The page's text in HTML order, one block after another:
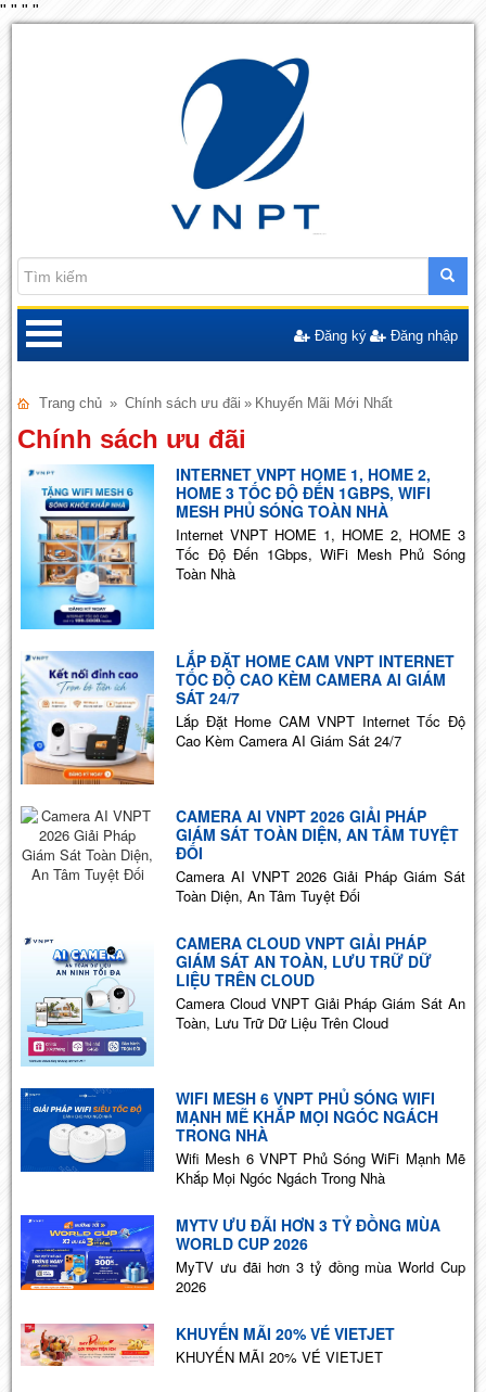
" " " "
Đăng ký Đăng nhập
Trang chủ » Chính sách ưu đãi » Khuyến Mãi Mới Nhất
Chính sách ưu đãi
INTERNET VNPT HOME 1, HOME 2,
HOME 3 TỐC ĐỘ ĐẾN 1GBPS, WIFI
MESH PHỦ SÓNG TOÀN NHÀ
Internet VNPT HOME 1, HOME 2, HOME 3
Tốc Độ Đến 1Gbps, WiFi Mesh Phủ Sóng
Toàn Nhà
LẮP ĐẶT HOME CAM VNPT INTERNET
TỐC ĐỘ CAO KÈM CAMERA AI GIÁM
SÁT 24/7
Lắp Đặt Home CAM VNPT Internet Tốc Độ
Cao Kèm Camera AI Giám Sát 24/7
CAMERA AI VNPT 2026 GIẢI PHÁP
GIÁM SÁT TOÀN DIỆN, AN TÂM TUYỆT
ĐỐI
Camera AI VNPT 2026 Giải Pháp Giám Sát
Toàn Diện, An Tâm Tuyệt Đối
CAMERA CLOUD VNPT GIẢI PHÁP
GIÁM SÁT AN TOÀN, LƯU TRỮ DỮ
LIỆU TRÊN CLOUD
Camera Cloud VNPT Giải Pháp Giám Sát An
Toàn, Lưu Trữ Dữ Liệu Trên Cloud
WIFI MESH 6 VNPT PHỦ SÓNG WIFI
MẠNH MẼ KHẮP MỌI NGÓC NGÁCH
TRONG NHÀ
Wifi Mesh 6 VNPT Phủ Sóng WiFi Mạnh Mẽ
Khắp Mọi Ngóc Ngách Trong Nhà
MYTV ƯU ĐÃI HƠN 3 TỶ ĐỒNG MÙA
WORLD CUP 2026
MyTV ưu đãi hơn 3 tỷ đồng mùa World Cup
2026
KHUYẾN MÃI 20% VÉ VIETJET
KHUYẾN MÃI 20% VÉ VIETJET